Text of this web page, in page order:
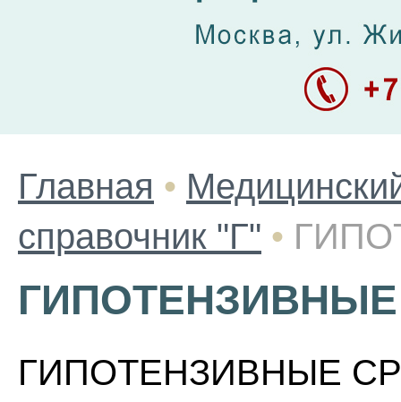
Главная •
справочник "Г" •
ГИПОТЕНЗИВНЫЕ